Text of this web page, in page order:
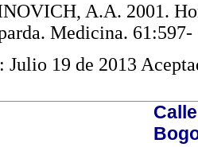
A.A. 2001.
parda. Medicina.
Julio 19 de 2013